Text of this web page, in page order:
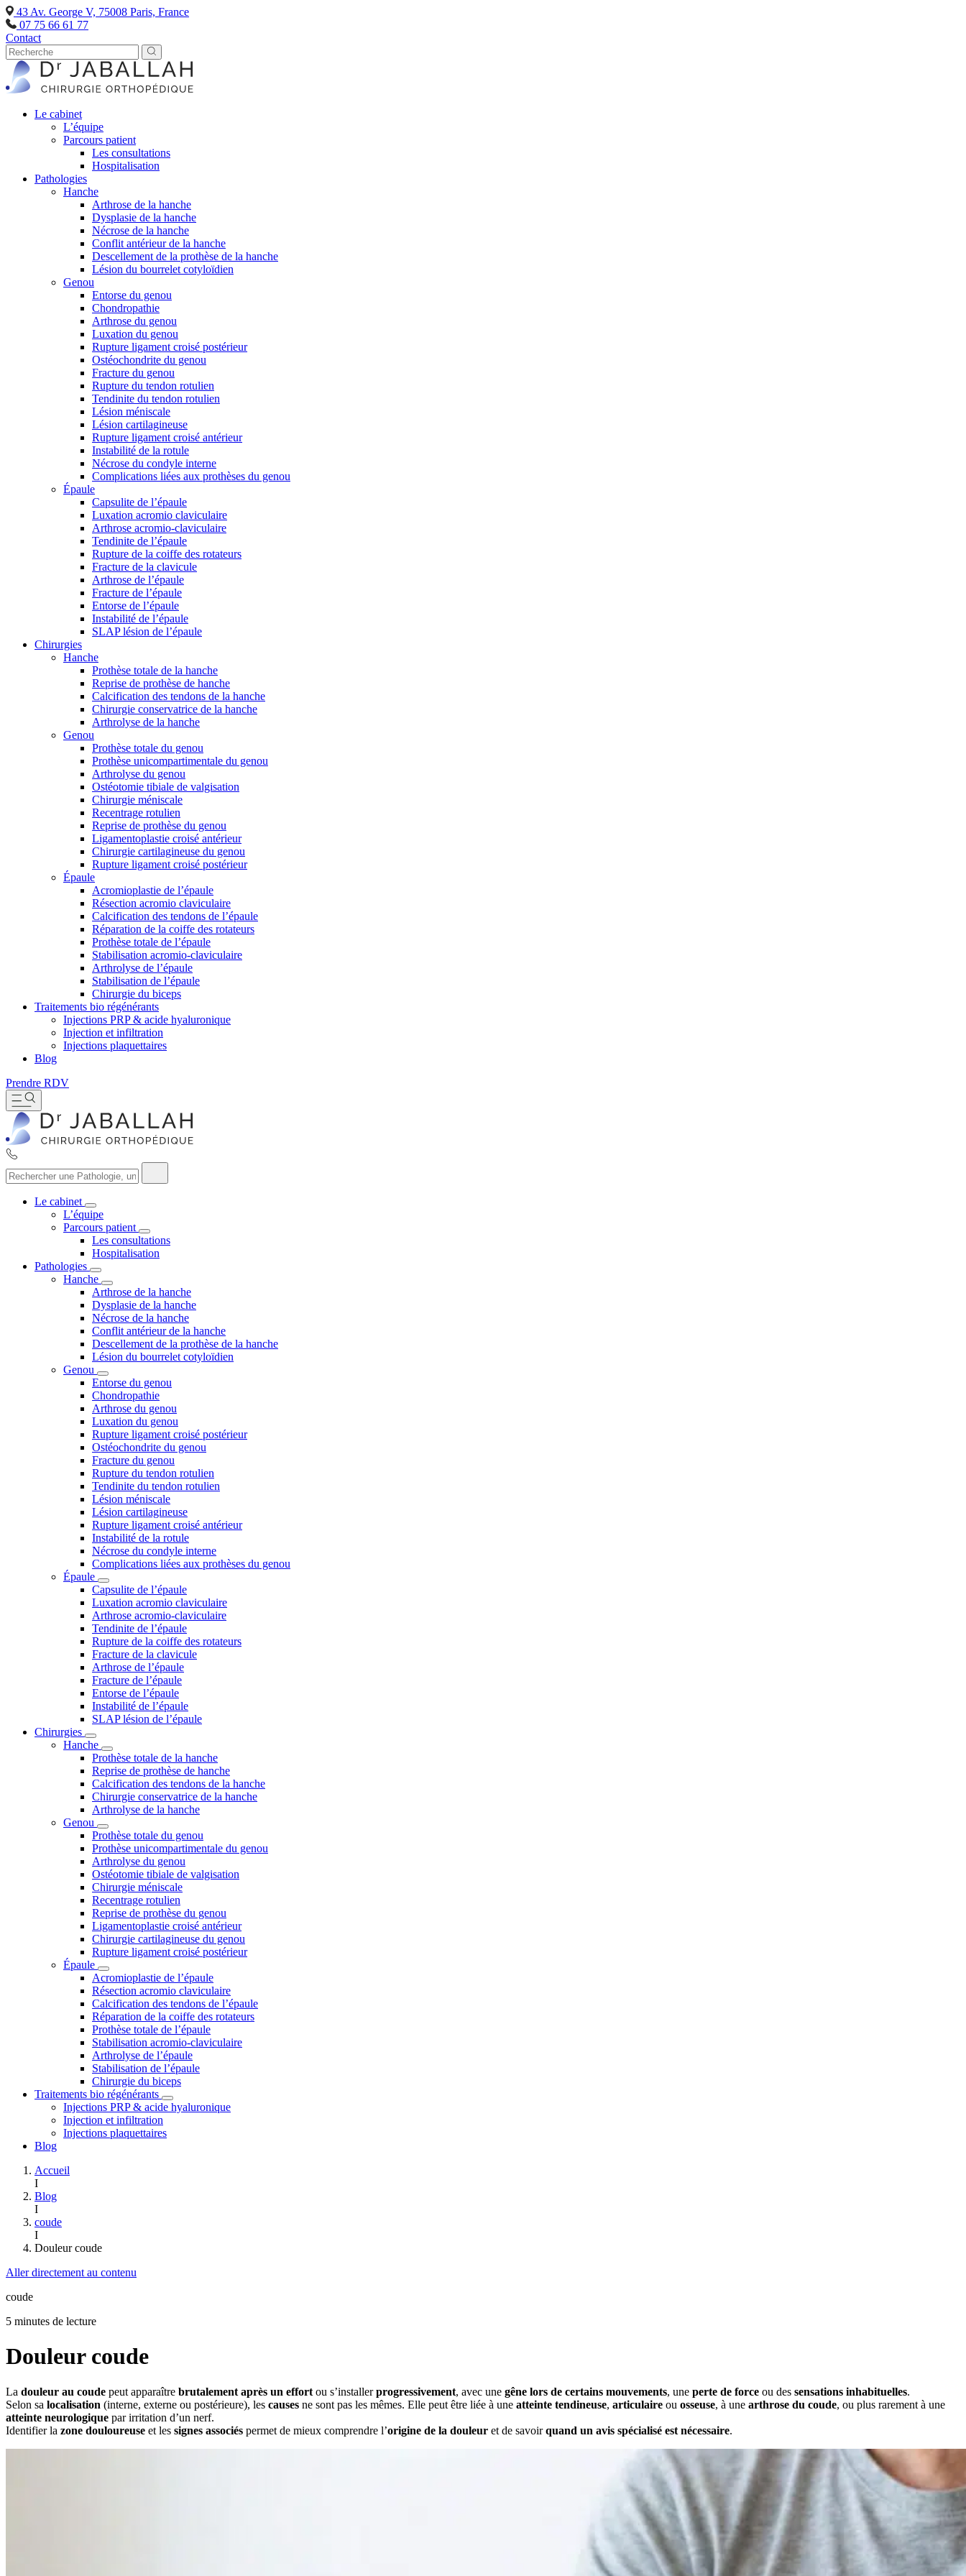
43 Av. George V, 75008 Paris, France
07 75 66 61 77
Contact
Le cabinet
L’équipe
Parcours patient
Les consultations
Hospitalisation
Pathologies
Hanche
Arthrose de la hanche
Dysplasie de la hanche
Nécrose de la hanche
Conflit antérieur de la hanche
Descellement de la prothèse de la hanche
Lésion du bourrelet cotyloïdien
Genou
Entorse du genou
Chondropathie
Arthrose du genou
Luxation du genou
Rupture ligament croisé postérieur
Ostéochondrite du genou
Fracture du genou
Rupture du tendon rotulien
Tendinite du tendon rotulien
Lésion méniscale
Lésion cartilagineuse
Rupture ligament croisé antérieur
Instabilité de la rotule
Nécrose du condyle interne
Complications liées aux prothèses du genou
Épaule
Capsulite de l’épaule
Luxation acromio claviculaire
Arthrose acromio-claviculaire
Tendinite de l’épaule
Rupture de la coiffe des rotateurs
Fracture de la clavicule
Arthrose de l’épaule
Fracture de l’épaule
Entorse de l’épaule
Instabilité de l’épaule
SLAP lésion de l’épaule
Chirurgies
Hanche
Prothèse totale de la hanche
Reprise de prothèse de hanche
Calcification des tendons de la hanche
Chirurgie conservatrice de la hanche
Arthrolyse de la hanche
Genou
Prothèse totale du genou
Prothèse unicompartimentale du genou
Arthrolyse du genou
Ostéotomie tibiale de valgisation
Chirurgie méniscale
Recentrage rotulien
Reprise de prothèse du genou
Ligamentoplastie croisé antérieur
Chirurgie cartilagineuse du genou
Rupture ligament croisé postérieur
Épaule
Acromioplastie de l’épaule
Résection acromio claviculaire
Calcification des tendons de l’épaule
Réparation de la coiffe des rotateurs
Prothèse totale de l’épaule
Stabilisation acromio-claviculaire
Arthrolyse de l’épaule
Stabilisation de l’épaule
Chirurgie du biceps
Traitements bio régénérants
Injections PRP & acide hyaluronique
Injection et infiltration
Injections plaquettaires
Blog
Prendre RDV
Le cabinet
L’équipe
Parcours patient
Les consultations
Hospitalisation
Pathologies
Hanche
Arthrose de la hanche
Dysplasie de la hanche
Nécrose de la hanche
Conflit antérieur de la hanche
Descellement de la prothèse de la hanche
Lésion du bourrelet cotyloïdien
Genou
Entorse du genou
Chondropathie
Arthrose du genou
Luxation du genou
Rupture ligament croisé postérieur
Ostéochondrite du genou
Fracture du genou
Rupture du tendon rotulien
Tendinite du tendon rotulien
Lésion méniscale
Lésion cartilagineuse
Rupture ligament croisé antérieur
Instabilité de la rotule
Nécrose du condyle interne
Complications liées aux prothèses du genou
Épaule
Capsulite de l’épaule
Luxation acromio claviculaire
Arthrose acromio-claviculaire
Tendinite de l’épaule
Rupture de la coiffe des rotateurs
Fracture de la clavicule
Arthrose de l’épaule
Fracture de l’épaule
Entorse de l’épaule
Instabilité de l’épaule
SLAP lésion de l’épaule
Chirurgies
Hanche
Prothèse totale de la hanche
Reprise de prothèse de hanche
Calcification des tendons de la hanche
Chirurgie conservatrice de la hanche
Arthrolyse de la hanche
Genou
Prothèse totale du genou
Prothèse unicompartimentale du genou
Arthrolyse du genou
Ostéotomie tibiale de valgisation
Chirurgie méniscale
Recentrage rotulien
Reprise de prothèse du genou
Ligamentoplastie croisé antérieur
Chirurgie cartilagineuse du genou
Rupture ligament croisé postérieur
Épaule
Acromioplastie de l’épaule
Résection acromio claviculaire
Calcification des tendons de l’épaule
Réparation de la coiffe des rotateurs
Prothèse totale de l’épaule
Stabilisation acromio-claviculaire
Arthrolyse de l’épaule
Stabilisation de l’épaule
Chirurgie du biceps
Traitements bio régénérants
Injections PRP & acide hyaluronique
Injection et infiltration
Injections plaquettaires
Blog
Accueil
I
Blog
I
coude
I
Douleur coude
Aller directement au contenu
coude
5 minutes de lecture
Douleur coude
La douleur au coude peut apparaître brutalement après un effort ou s’installerprogressivement, avec une gêne lors de certains mouvements, une perte de force ou des sensations inhabituelles.
Selon sa localisation (interne, externe ou postérieure), les causes ne sont pas les mêmes. Elle peut être liée à une atteinte tendineuse, articulaire ou osseuse, à une arthrose du coude, ou plus rarement à une
atteinte neurologique par irritation d’un nerf.
Identifier la zone douloureuse et les signes associés permet de mieux comprendre l’origine de la douleur et de savoirquand un avis spécialisé est nécessaire.